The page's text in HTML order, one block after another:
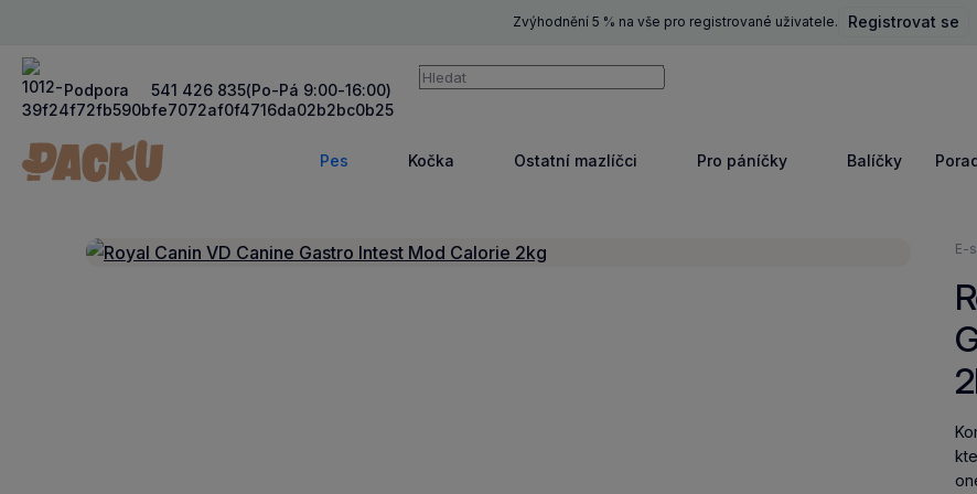
Zvýhodnění 5 % na vše pro registrované uživatele. Registrovat se
Podpora 541 426 835(Po-Pá 9:00-16:00)
Vyhledávání
Pes
ZobrazitKočka
ZobrazitOstatní mazlíčci
ZobrazitPro páníčky
ZobrazitBalíčky
E-